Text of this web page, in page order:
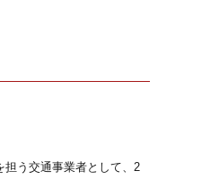
担う交通事業者として、2